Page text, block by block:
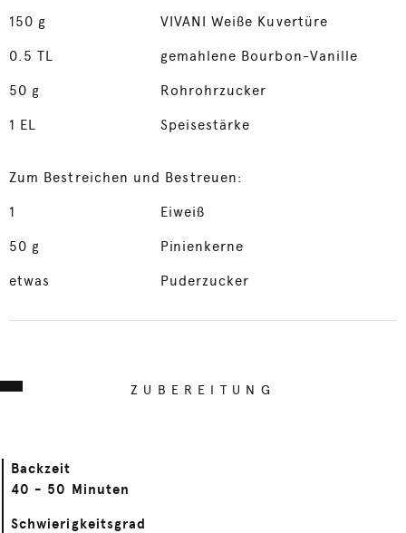
150 g VIVANI Weiße Kuvertüre
0.5TL gemahlene Bourbon-Vanille
50 g Rohrohrzucker
1 EL Speisestärke
Zum Bestreichen und Bestreuen:
1 Eiweiß
50 g Pinienkerne
etwas Puderzucker
ZUBEREITUNG
Backzeit
40 - 50 Minuten
Schwierigkeitsgrad